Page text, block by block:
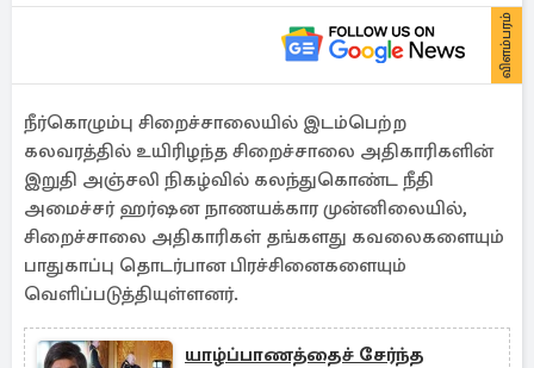
விளம்பரம்
நீர்கொழும்பு சிறைச்சாலையில் இடம்பெற்ற
கலவரத்தில் உயிரிழந்த சிறைச்சாலை அதிகாரிகளின்
இறுதி அஞ்சலி நிகழ்வில் கலந்துகொண்ட நீதி
அமைச்சர் ஹர்ஷன நாணயக்கார முன்னிலையில்,
சிறைச்சாலை அதிகாரிகள் தங்களது கவலைகளையும்
பாதுகாப்பு தொடர்பான பிரச்சினைகளையும்
வெளிப்படுத்தியுள்ளனர்.
யாழ்ப்பாணத்தைச் சேர்ந்த